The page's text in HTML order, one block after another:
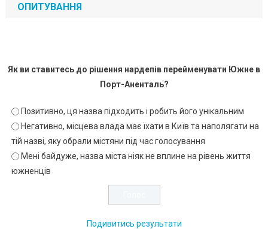
ОПИТУВАННЯ
Як ви ставитесь до рішення нардепів перейменувати Южне в
Порт-Аненталь?
Позитивно, ця назва підходить і робить його унікальним
Негативно, місцева влада має їхати в Київ та наполягати на
тій назві, яку обрали містяни під час голосування
Мені байдуже, назва міста ніяк не вплине на рівень життя
южненців
Подивитись результати